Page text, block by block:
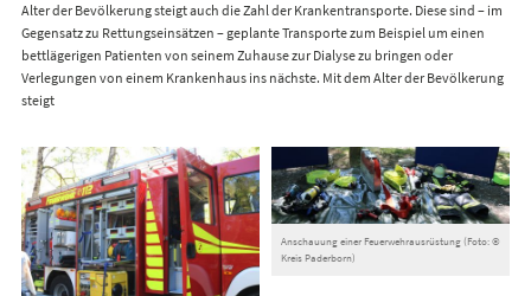
Alter der Bevölkerung steigt auch die Zahl der Krankentransporte. Diese sind – im
Gegensatz zu Rettungseinsätzen – geplante Transporte zum Beispiel um einen
bettlägerigen Patienten von seinem Zuhause zur Dialyse zu bringen oder
Verlegungen von einem Krankenhaus ins nächste. Mit dem Alter der Bevölkerung
steigt
Anschauung einer Feuerwehrausrüstung (Foto: ©
Kreis Paderborn)